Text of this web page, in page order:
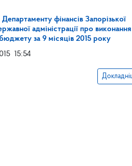
Департаменту фінансів Запорізької
адміністрації про виконання
за 9 місяців 2015 року
15:54